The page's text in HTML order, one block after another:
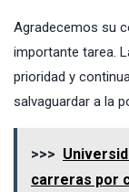
Agradecemos su
importante tarea.
prioridad y
salvaguardar a la
>>>
carreras por